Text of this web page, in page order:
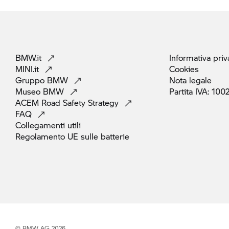
BMW.it
MINI.it
Gruppo BMW
Museo BMW
ACEM Road Safety Strategy
FAQ
Collegamenti utili
Regolamento UE sulle batterie
Informativa
Cookies
Nota legale
Partita IVA: